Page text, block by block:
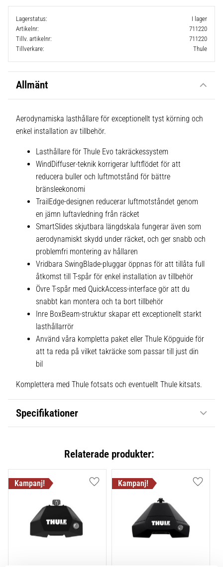
Lagerstatus
I lager
Artikelnr
711220
Tillv. artikelnr
711220
Tillverkare
Thule
Allmänt
Aerodynamiska lasthållare för exceptionellt tyst körning och
enkel installation av tillbehör.
Lasthållare för Thule Evo takräckessystem
WindDiffuser-teknik korrigerar luftflödet för att
reducera buller och luftmotstånd för bättre
bränsleekonomi
TrailEdge-designen reducerar luftmotståndet genom
en jämn luftavledning från räcket
SmartSlides skjutbara längdskala fungerar även som
aerodynamiskt skydd under räcket, och ger snabb och
problemfri montering av hållaren
Vridbara SwingBlade-pluggar öppnas för att tillåta full
åtkomst till T-spår för enkel installation av tillbehör
Övre T-spår med QuickAccess-interface gör att du
snabbt kan montera och ta bort tillbehör
Inre BoxBeam-struktur skapar ett exceptionellt starkt
lasthållarrör
Använd våra kompletta paket eller Thule Köpguide för
att ta reda på vilket takräcke som passar till just din
bil
Komplettera med Thule fotsats och eventuellt Thule kitsats.
Specifikationer
Relaterade produkter:
Lägg till i favoriter Lägg